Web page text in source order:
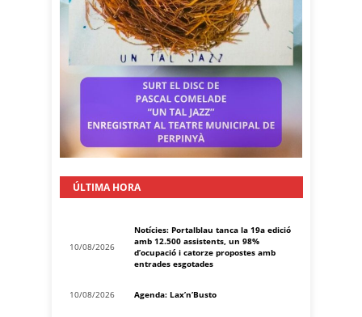
ÚLTIMA HORA
10/08/2026
Notícies: Portalblau tanca la 19a edició
amb 12.500 assistents, un 98%
d’ocupació i catorze propostes amb
entrades esgotades
10/08/2026 Agenda: Lax’n’Busto